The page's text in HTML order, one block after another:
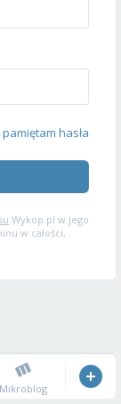
hasła
Wykop.pl w jego
w całości,
Mikroblog